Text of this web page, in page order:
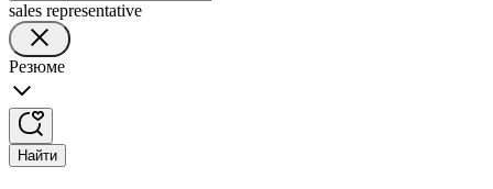
sales representative
Резюме
Найти